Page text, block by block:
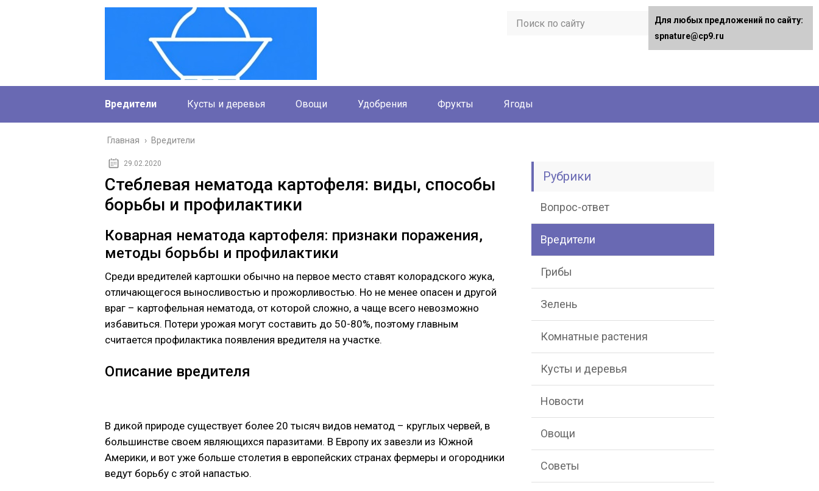
Вредители Кусты и деревья Овощи Удобрения Фрукты Ягоды
Главная › Вредители
29.02.2020
Стеблевая нематода картофеля: виды, способы
борьбы и профилактики
Коварная нематода картофеля: признаки поражения,
методы борьбы и профилактики
Среди вредителей картошки обычно на первое место ставят колорадского жука,
отличающегося выносливостью и прожорливостью. Но не менее опасен и другой
враг – картофельная нематода, от которой сложно, а чаще всего невозможно
избавиться. Потери урожая могут составить до 50-80%, поэтому главным
считается профилактика появления вредителя на участке.
Описание вредителя
В дикой природе существует более 20 тысяч видов нематод – круглых червей, в
большинстве своем являющихся паразитами. В Европу их завезли из Южной
Америки, и вот уже больше столетия в европейских странах фермеры и огородники
ведут борьбу с этой напастью.
Рубрики
Вопрос-ответ
Вредители
Грибы
Зелень
Комнатные растения
Кусты и деревья
Новости
Овощи
Советы
Для любых предложений по сайту:
spnature@cp9.ru